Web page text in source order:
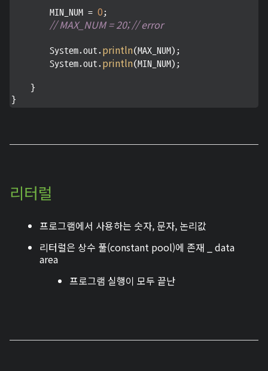
        MIN_NUM =
0 ;
// MAX_NUM = 20; // error
        System.out.
println(MAX_NUM);
        System.out.
println(MIN_NUM);
    }
}
리터럴
프로그램에서 사용하는 숫자, 문자, 논리값
리터럴은 상수 풀(constant pool)에 존재 _ data
area
프로그램 실행이 모두 끝난